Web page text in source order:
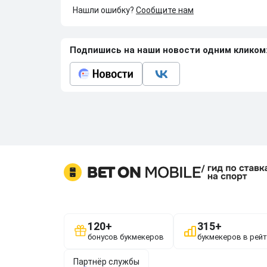
Нашли ошибку? Сообщите нам
Подпишись на наши новости одним